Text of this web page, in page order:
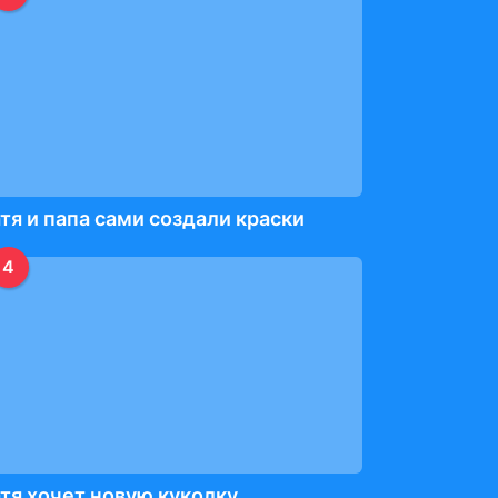
и папа сами создали краски
4